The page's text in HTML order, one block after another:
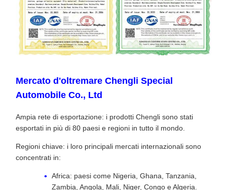
Mercato d'oltremare Chengli Special
Automobile Co., Ltd
Ampia rete di esportazione: i prodotti Chengli sono stati
esportati in più di 80 paesi e regioni in tutto il mondo.
Regioni chiave: i loro principali mercati internazionali sono
concentrati in:
Africa: paesi come Nigeria, Ghana, Tanzania,
Zambia, Angola, Mali, Niger, Congo e Algeria.